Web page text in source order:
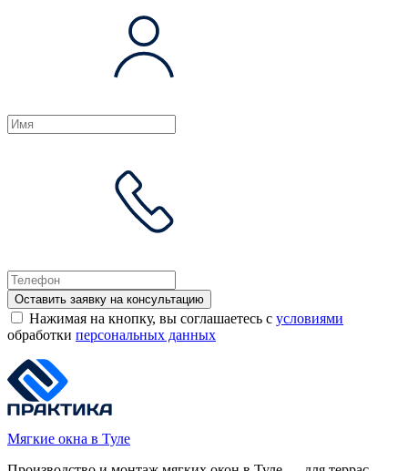
Оставить заявку на консультацию
Нажимая на кнопку, вы соглашаетесь с условиями
обработки персональных данных
Мягкие окна в Туле